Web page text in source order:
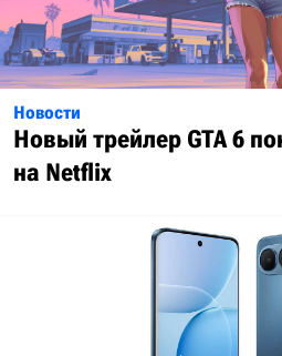
Новости
Новый трейлер GTA 6
на Netflix